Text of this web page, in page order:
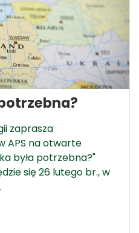
zaprasza
APS na otwarte
była potrzebna?"
się 26 lutego br., w